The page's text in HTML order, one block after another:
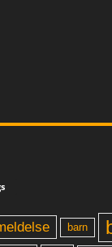
barn